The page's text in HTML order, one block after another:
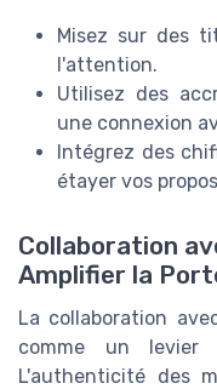
Misez sur des
l'attention.
Utilisez des
une connexion
Intégrez des
étayer vos
Collaboration
Amplifier la
La collaboration
comme un levier
L'authenticité des